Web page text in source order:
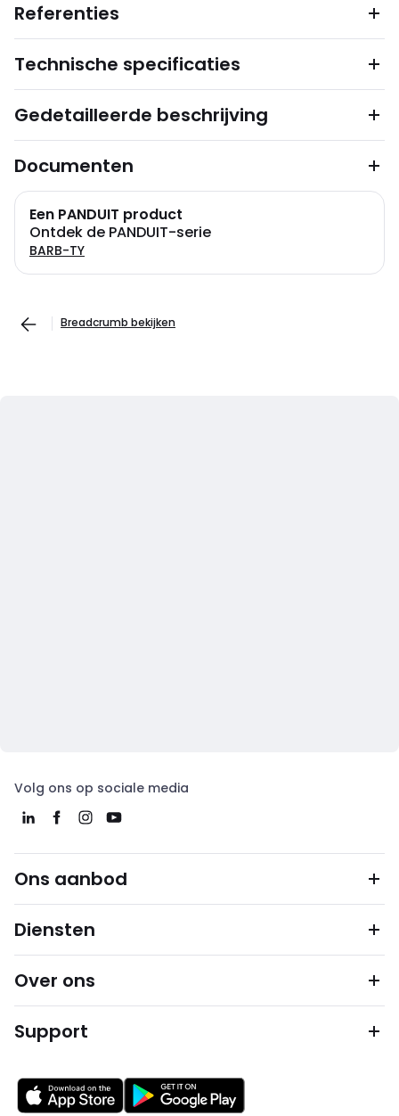
Referenties
Technische specificaties
Gedetailleerde beschrijving
Documenten
Een PANDUIT product
Ontdek de PANDUIT-serie
BARB-TY
Breadcrumb bekijken
Volg ons op sociale media
Ons aanbod
Diensten
Over ons
Support